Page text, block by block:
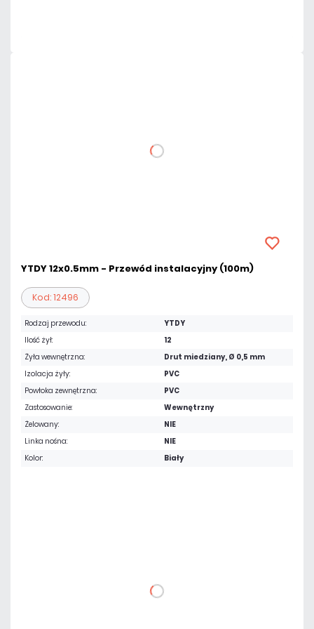
YTDY 12x0.5mm - Przewód instalacyjny (100m)
Kod: 12496
Rodzaj przewodu:
YTDY
Ilość żył:
12
Żyła wewnętrzna:
Drut miedziany, Ø 0,5 mm
Izolacja żyły:
PVC
Powłoka zewnętrzna:
PVC
Zastosowanie:
Wewnętrzny
Żelowany:
NIE
Linka nośna:
NIE
Kolor:
Biały